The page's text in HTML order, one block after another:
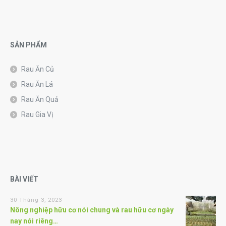
SẢN PHẨM
Rau Ăn Củ
Rau Ăn Lá
Rau Ăn Quả
Rau Gia Vị
BÀI VIẾT
30 Tháng 3, 2023
Nông nghiệp hữu cơ nói chung và rau hữu cơ ngày
nay nói riêng…